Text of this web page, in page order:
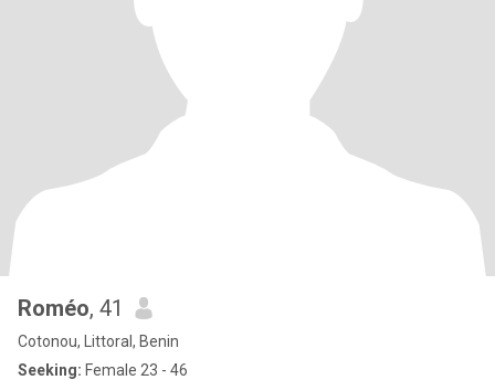
Roméo, 41
Cotonou, Littoral, Benin
Seeking: Female 23 - 46